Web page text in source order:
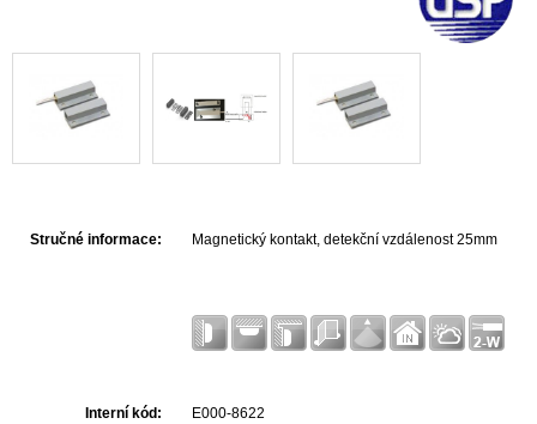
Stručné informace: Magnetický kontakt, detekční vzdálenost 25mm
Interní kód: E000-8622